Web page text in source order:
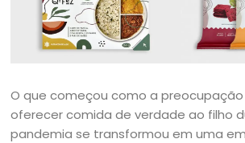
O que começou como a
oferecer comida de verdade ao filho
pandemia se transformou em uma